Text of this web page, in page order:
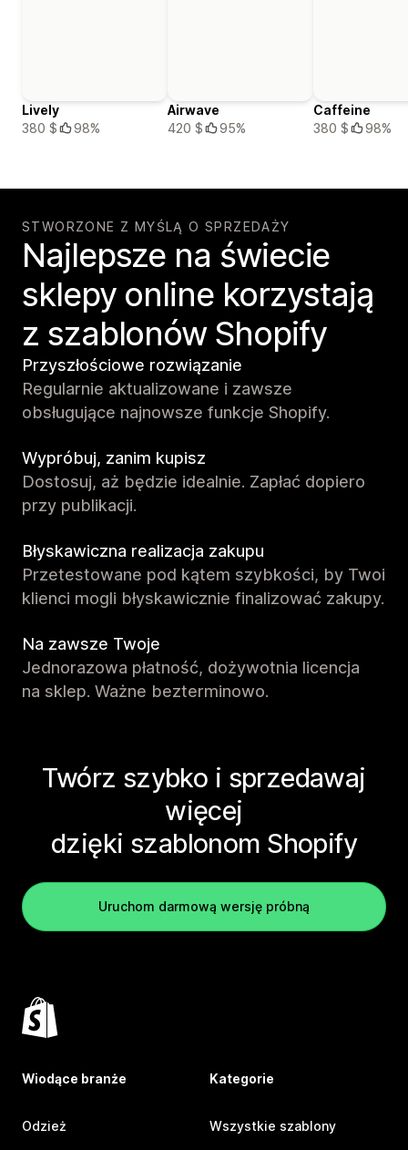
Lively
380 $
98%
Airwave
420 $
95%
Caffeine
380 $
98%
STWORZONE Z MYŚLĄ O SPRZEDAŻY
Najlepsze na świecie
sklepy online korzystają
z szablonów Shopify
Przyszłościowe rozwiązanie
Regularnie aktualizowane i zawsze
obsługujące najnowsze funkcje Shopify.
Wypróbuj, zanim kupisz
Dostosuj, aż będzie idealnie. Zapłać dopiero
przy publikacji.
Błyskawiczna realizacja zakupu
Przetestowane pod kątem szybkości, by Twoi
klienci mogli błyskawicznie finalizować zakupy.
Na zawsze Twoje
Jednorazowa płatność, dożywotnia licencja
na sklep. Ważne bezterminowo.
Twórz szybko i sprzedawaj
więcej
dzięki szablonom Shopify
Uruchom darmową wersję próbną
Wiodące branże
Odzież
Kategorie
Wszystkie szablony